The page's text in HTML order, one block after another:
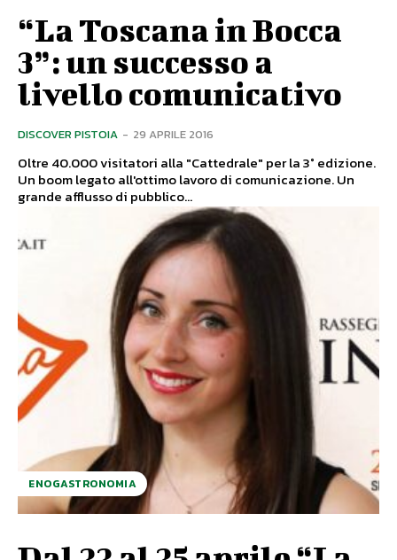
“La Toscana in Bocca
3”: un successo a
livello comunicativo
DISCOVER PISTOIA - 29 APRILE 2016
Oltre 40.000 visitatori alla "Cattedrale" per la 3° edizione.
Un boom legato all'ottimo lavoro di comunicazione. Un
grande afflusso di pubblico...
ENOGASTRONOMIA